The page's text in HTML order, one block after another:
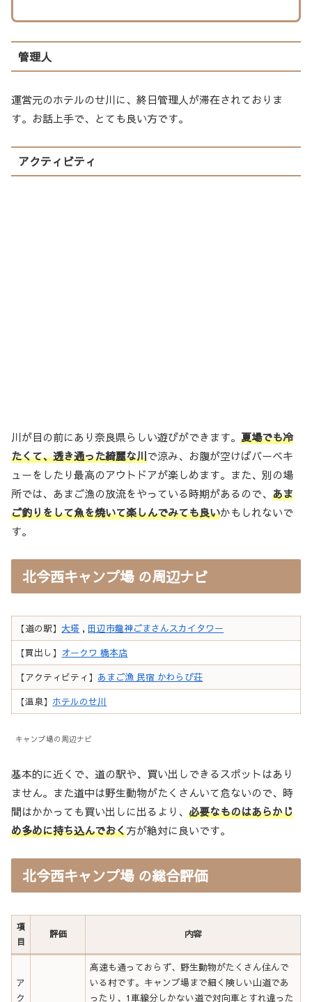
管理人
運営元のホテルのせ川に、終日管理人が滞在されておりま
す。お話上手で、とても良い方です。
アクティビティ
川が目の前にあり奈良県らしい遊びができます。 夏場でも冷
たくて、透き通った綺麗な川で涼み、お腹が空けばバーベキ
ューをしたり最高のアウトドアが楽しめます。また、別の場
所では、あまご漁の放流をやっている時期があるので、 あま
ご釣りをして魚を焼いて楽しんでみても良いかもしれないで
す。
北今西キャンプ場 の周辺ナビ
【道の駅】大塔 , 田辺市龍神ごまさんスカイタワー
【買出し】 オークワ 橋本店
【アクティビティ】 あまご漁 民宿 かわらび荘
【温泉】 ホテルのせ川
キャンプ場の周辺ナビ
基本的に近くで、道の駅や、買い出しできるスポットはあり
ません。また道中は野生動物がたくさんいて危ないので、時
間はかかっても買い出しに出るより、 必要なものはあらかじ
め多めに持ち込んでおく方が絶対に良いです。
北今西キャンプ場 の総合評価
項
目
評価 内容
ア
ク
高速も通っておらず、野生動物がたくさん住んで
いる村です。キャンプ場まで細く険しい山道であ
ったり、1車線分しかない道で対向車とすれ違った